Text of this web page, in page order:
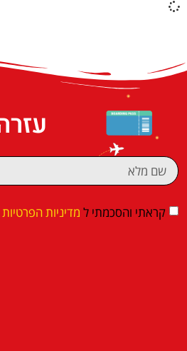
קראתי והסכמתי ל מדיניות הפרטיות